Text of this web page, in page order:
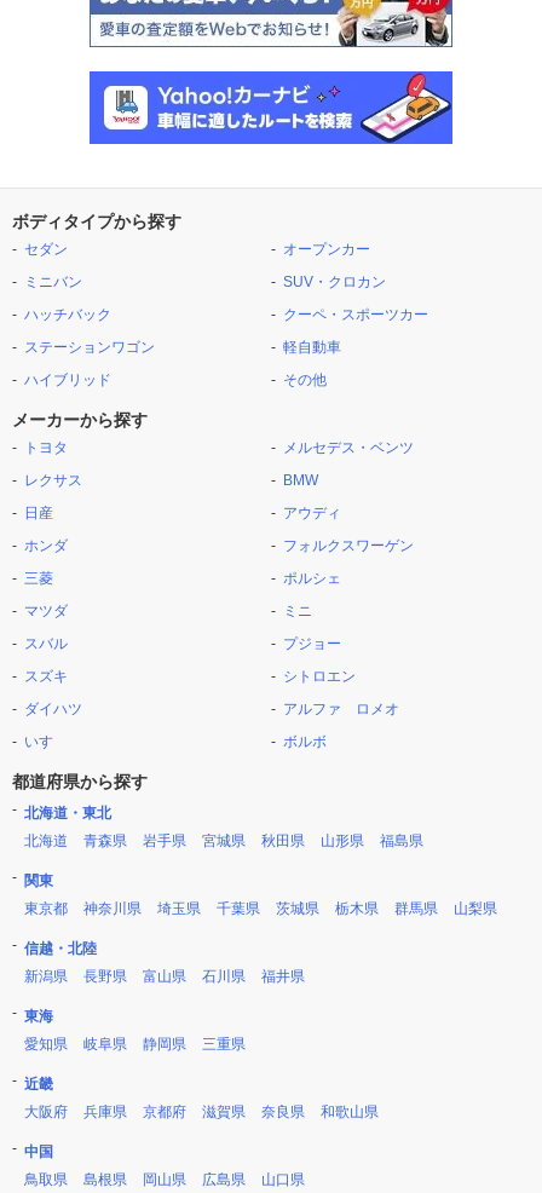
ボディタイプから探す
セダン
ミニバン
ハッチバック
ステーションワゴン
ハイブリッド
オープンカー
SUV・クロカン
クーペ・スポーツカー
軽自動車
その他
メーカーから探す
トヨタ
レクサス
日産
ホンダ
三菱
マツダ
スバル
スズキ
ダイハツ
いすゞ
メルセデス・ベンツ
BMW
アウディ
フォルクスワーゲン
ポルシェ
ミニ
プジョー
シトロエン
アルファ ロメオ
ボルボ
都道府県から探す
北海道・東北
北海道
青森県 岩手県 宮城県 秋田県 山形県 福島県
関東
東京都
神奈川県 埼玉県 千葉県 茨城県 栃木県 群馬県 山梨県
信越・北陸
新潟県
長野県 富山県 石川県 福井県
東海
愛知県
岐阜県 静岡県 三重県
近畿
大阪府
兵庫県 京都府 滋賀県 奈良県 和歌山県
中国
鳥取県
島根県 岡山県 広島県 山口県